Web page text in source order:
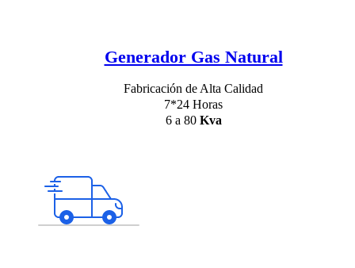
Generador Gas Natural
Fabricación de Alta Calidad
7*24 Horas
6 a 80 Kva